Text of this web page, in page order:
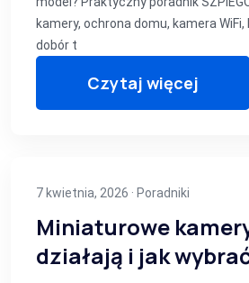
kamery, ochrona domu, kamera
dobór t
Czytaj więcej
7 kwietnia, 2026 · Poradniki
Miniaturowe
działają i jak